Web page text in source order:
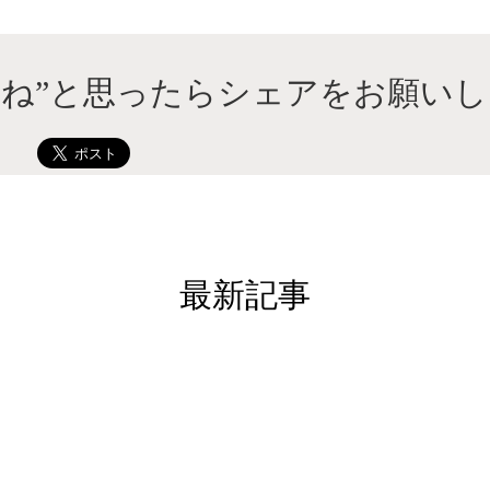
”と思ったらシェアをお願い
最新記事